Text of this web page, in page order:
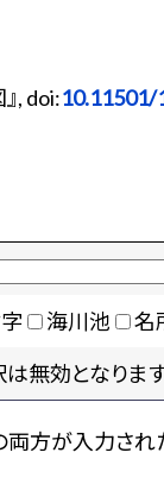
, doi:10.11501/
海川池 名
無効となります
方が入力され